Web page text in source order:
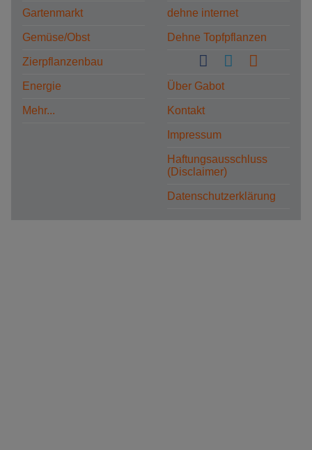
Gartenmarkt
Gemüse/Obst
Zierpflanzenbau
Energie
Mehr...
dehne internet
Dehne Topfpflanzen
Über Gabot
Kontakt
Impressum
Haftungsausschluss
(Disclaimer)
Datenschutzerklärung